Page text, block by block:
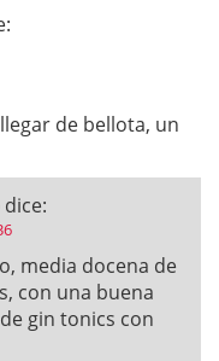
de bellota, un
dice:
media docena de
con una buena
gin tonics con